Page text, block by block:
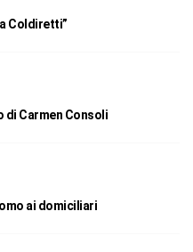
Coldiretti”
Carmen Consoli
ai domiciliari